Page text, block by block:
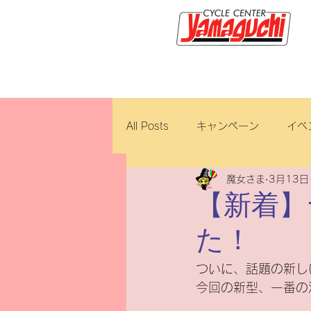
All Posts キャンペーン イベ
新車・中古車 試乗車
ロイヤルエンフィールド
修理・整備 ダ
【新着
た！
魔女さま 3月13日
ついに、話題の新し
今回の新型、一番